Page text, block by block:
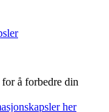
å forbedre din
her